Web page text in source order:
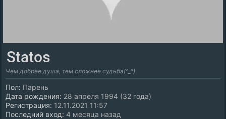
Statos
Чем добрее душа, тем сложнее судьба(^_^)
Пол: Парень
Дата рождения: 28 апреля 1994 (32 года)
Регистрация: 12.11.2021 11:57
Последний вход: 4 месяца назад